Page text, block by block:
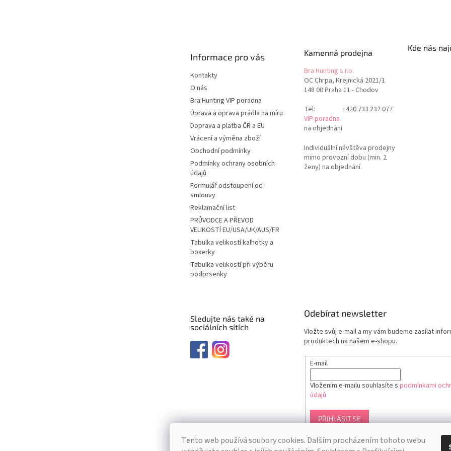
Tento web používá soubory cookies. Dalším procházením tohoto webu
Informace pro vás
Kontakty
O nás
Bra Hunting VIP poradna
Úprava a oprava prádla na míru
Doprava a platba ČR a EU
Vrácení a výměna zboží
Obchodní podmínky
Podmínky ochrany osobních
údajů
Formulář odstoupení od
smlouvy
Reklamační list
PRŮVODCE A PŘEVOD
VELIKOSTÍ EU/USA/UK/AUS/FR
Tabulka velikostí kalhotky a
boxerky
Tabulka velikostí při výběru
podprsenky
Kamenná prodejna
Bra Hunting s.r.o.
OC Chrpa, Krejnická 2021/1
148 00 Praha 11 - Chodov
Tel:
+420 733 232 077
VIP poradna
na objednání
Individuální návštěva prodejny
mimo provozní dobu (min. 2
ženy) na objednání.
Kde nás
Sledujte nás také na
sociálních sítích
Odebírat newsletter
Vložte svůj e-mail a my vám budeme zasílat
produktech na našem e-shopu.
E-mail
Vložením e-mailu souhlasíte s podmínkami
údajů
PŘIHLÁSIT SE